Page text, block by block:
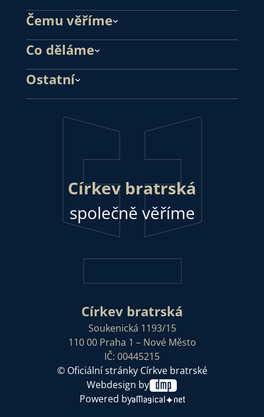
Čemu věříme
Co děláme
Ostatní
Církev bratrská
společně věříme
Církev bratrská
Soukenická 1193/15
110 00 Praha 1 – Nové Město
IČ: 00445215
© Oficiální stránky Církve bratrské
Webdesign by
Powered by